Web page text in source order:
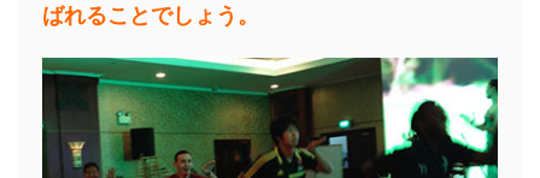
ばれることでしょう。